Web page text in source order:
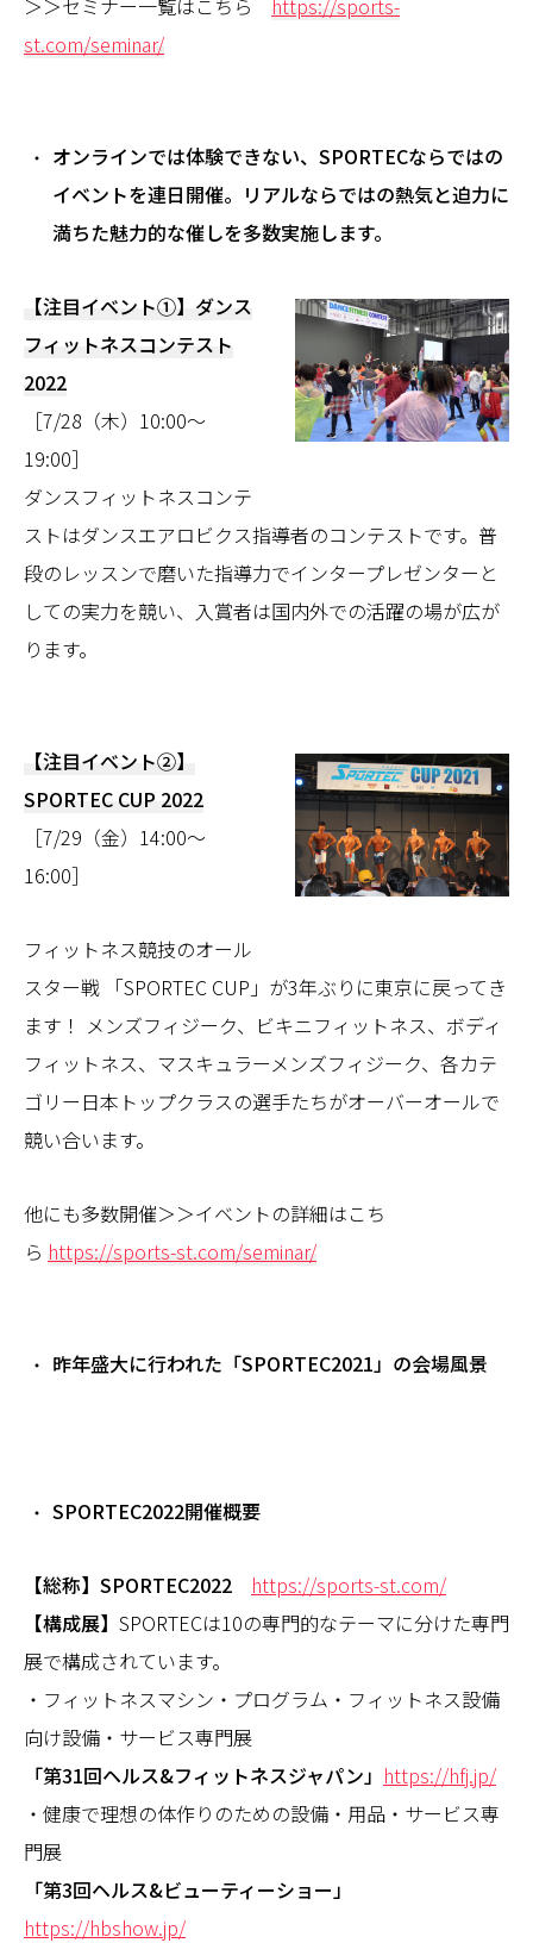
st.com/seminar/
オンラインでは体験できない、SPORTECならではの
イベントを連日開催。リアルならではの熱気と迫力に
満ちた魅力的な催しを多数実施します。
【注目イベント①】ダンス
フィットネスコンテスト
2022
［7/28（木）10:00〜
19:00］
ダンスフィットネスコンテ
ストはダンスエアロビクス指導者のコンテストです。普
段のレッスンで磨いた指導力でインタープレゼンターと
しての実力を競い、入賞者は国内外での活躍の場が広が
ります。
【注目イベント②】
SPORTEC CUP 2022
［7/29（金）14:00〜
16:00］
フィットネス競技のオール
スター戦 「SPORTEC CUP」が3年ぶりに東京に戻ってき
ます！ メンズフィジーク、ビキニフィットネス、ボディ
フィットネス、マスキュラーメンズフィジーク、各カテ
ゴリー日本トップクラスの選手たちがオーバーオールで
競い合います。
他にも多数開催＞＞イベントの詳細はこち
ら https://sports-st.com/seminar/
昨年盛大に行われた「SPORTEC2021」の会場風景
SPORTEC2022開催概要
【総称】SPORTEC2022
https://sports-st.com/
【構成展】 SPORTECは10の専門的なテーマに分けた専門
展で構成されています。
・フィットネスマシン・プログラム・フィットネス設備
向け設備・サービス専門展
「第31回ヘルス&フィットネスジャパン」 https://hfj.jp/
・健康で理想の体作りのための設備・用品・サービス専
門展
「第3回ヘルス&ビューティーショー」
https://hbshow.jp/